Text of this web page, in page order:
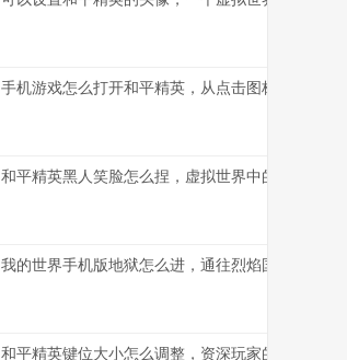
手机游戏怎么打开和平精英，从点击图标到沉浸战
和平精英黑人笑脸怎么捏，虚拟世界中的文化表达
我的世界手机版地狱怎么进，通往烈焰国度的生存
和平精英键位大小怎么调整，资深玩家的精细操控